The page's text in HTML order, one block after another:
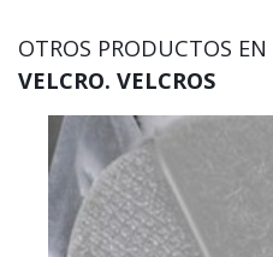
OTROS PRODUCTOS EN
VELCRO. VELCROS